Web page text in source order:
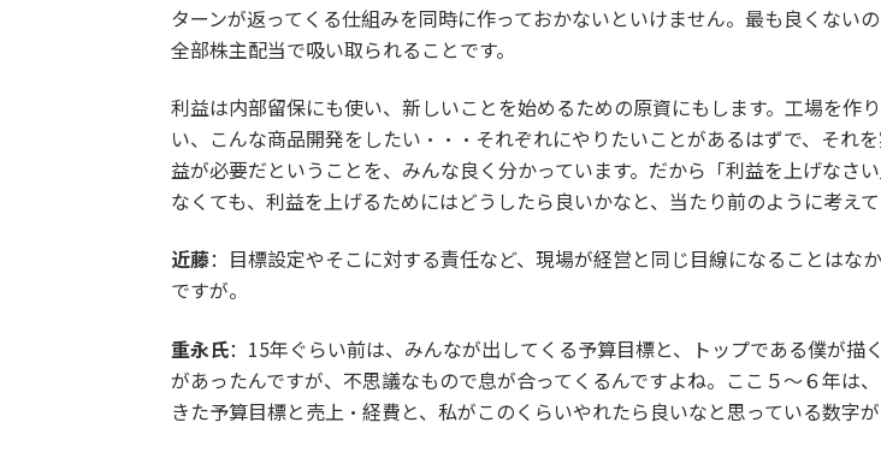
ターンが返ってくる仕組みを同時に作っておかないといけません。最も良くない
全部株主配当で吸い取られることです。
利益は内部留保にも使い、新しいことを始めるための原資にもします。工場を作
い、こんな商品開発をしたい・・・それぞれにやりたいことがあるはずで、それ
益が必要だということを、みんな良く分かっています。だから「利益を上げなさ
なくても、利益を上げるためにはどうしたら良いかなと、当たり前のように考えて
近藤：目標設定やそこに対する責任など、現場が経営と同じ目線になることはな
ですが。
重永氏：15年ぐらい前は、みんなが出してくる予算目標と、トップである僕が描
があったんですが、不思議なもので息が合ってくるんですよね。ここ５〜６年は
きた予算目標と売上・経費と、私がこのくらいやれたら良いなと思っている数字が